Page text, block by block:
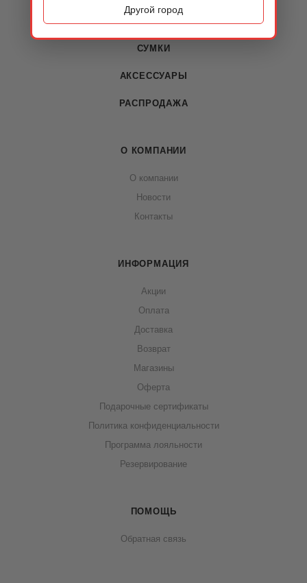
Другой город
ОБУВЬ
СУМКИ
АКСЕССУАРЫ
РАСПРОДАЖА
О КОМПАНИИ
О компании
Новости
Контакты
ИНФОРМАЦИЯ
Акции
Оплата
Доставка
Возврат
Магазины
Оферта
Подарочные сертификаты
Политика конфиденциальности
Программа лояльности
Резервирование
ПОМОЩЬ
Обратная связь